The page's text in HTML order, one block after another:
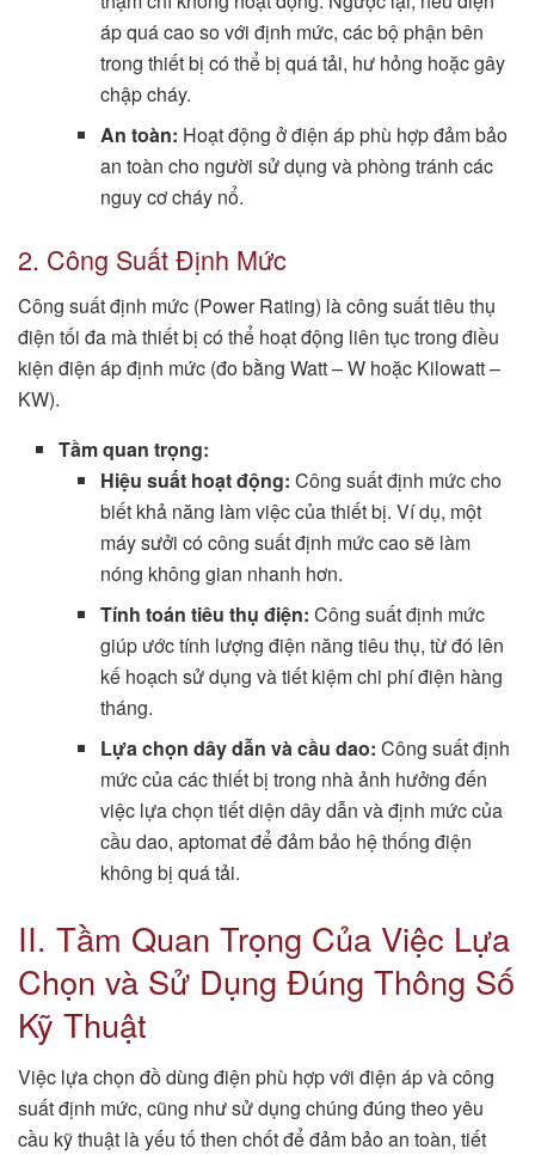
áp quá cao so với định mức, các bộ phận bên
trong thiết bị có thể bị quá tải, hư hỏng hoặc gây
chập cháy.
An toàn: Hoạt động ở điện áp phù hợp đảm bảo
an toàn cho người sử dụng và phòng tránh các
nguy cơ cháy nổ.
2. Công Suất Định Mức
Công suất định mức (Power Rating) là công suất tiêu thụ
điện tối đa mà thiết bị có thể hoạt động liên tục trong điều
kiện điện áp định mức (đo bằng Watt – W hoặc Kilowatt –
KW).
Tầm quan trọng:
Hiệu suất hoạt động: Công suất định mức cho
biết khả năng làm việc của thiết bị. Ví dụ, một
máy sưởi có công suất định mức cao sẽ làm
nóng không gian nhanh hơn.
Tính toán tiêu thụ điện: Công suất định mức
giúp ước tính lượng điện năng tiêu thụ, từ đó lên
kế hoạch sử dụng và tiết kiệm chi phí điện hàng
tháng.
Lựa chọn dây dẫn và cầu dao: Công suất định
mức của các thiết bị trong nhà ảnh hưởng đến
việc lựa chọn tiết diện dây dẫn và định mức của
cầu dao, aptomat để đảm bảo hệ thống điện
không bị quá tải.
II. Tầm Quan Trọng Của Việc Lựa
Chọn và Sử Dụng Đúng Thông Số
Kỹ Thuật
Việc lựa chọn đồ dùng điện phù hợp với điện áp và công
suất định mức, cũng như sử dụng chúng đúng theo yêu
cầu kỹ thuật là yếu tố then chốt để đảm bảo an toàn, tiết